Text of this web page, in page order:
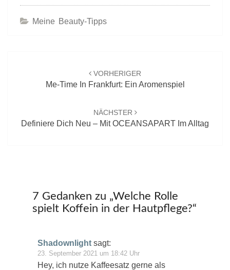
Meine Beauty-Tipps
VORHERIGER
Me-Time In Frankfurt: Ein Aromenspiel
NÄCHSTER
Definiere Dich Neu – Mit OCEANSAPART Im Alltag
7 Gedanken zu „Welche Rolle
spielt Koffein in der Hautpflege?“
Shadownlight sagt:
23. September 2021 um 18:42 Uhr
Hey, ich nutze Kaffeesatz gerne als